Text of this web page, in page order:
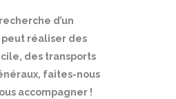
d’un
réaliser des
des transports
faites-nous
accompagner !